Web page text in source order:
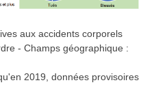
aux accidents corporels
- Champs géographique :
2019, données provisoires